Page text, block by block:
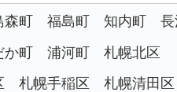
町 福島町 知内町
長
か町 浦河町
札幌北区
札幌手稲区
札幌清田区